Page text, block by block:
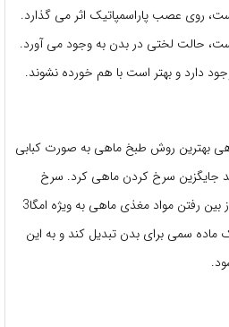
روی عصب پاراسمپاتیک اثر می گذارد.
حالت لختی در بدن به وجود می آورد.
دارد و بهتر است با هم خورده نشوند.
بهترین روش طبخ ماهی به صورت کبابی
جایگزین سرخ کردن ماهی کرد. سرخ
کردن ماهی علاوه بر اینکه باعث از بین رفتن مواد مغذی ماهی به ویژه امگا3
سمی برای بدن تبدیل کند و به این